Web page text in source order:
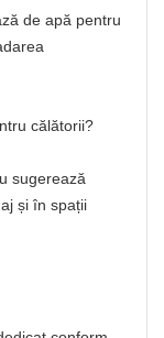
de apă pentru
călătorii?
sugerează
și în spații